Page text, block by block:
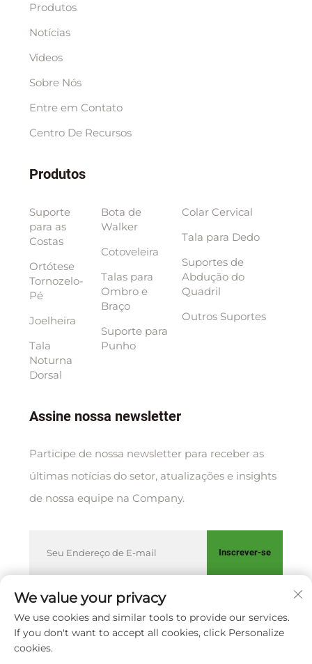
Produtos
Notícias
Vídeos
Sobre Nós
Entre em Contato
Centro De Recursos
Produtos
Suporte
para as
Costas
Ortótese
Tornozelo-
Pé
Joelheira
Tala
Noturna
Dorsal
Bota de
Walker
Cotoveleira
Talas para
Ombro e
Braço
Suporte para
Punho
Colar Cervical
Tala para Dedo
Suportes de
Abdução do
Quadril
Outros Suportes
Assine nossa newsletter
Participe de nossa newsletter para receber as
últimas notícias do setor, atualizações e insights
de nossa equipe na Company.
Inscrever-se
Direitos autorais © XIAMEN HUAKANG ORTHOPEDIC CO.,
LTD.
Política de Privacidade
We value your privacy
We use cookies and similar tools to provide our services.
If you don't want to accept all cookies, click Personalize
cookies.